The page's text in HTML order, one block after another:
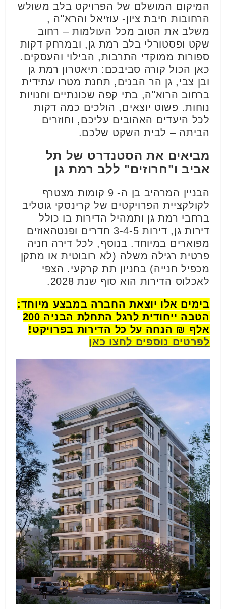
המיקום המושלם של הפרויקט בלב משולש
הרחובות חיבת ציון- עוזיאל והרא"ה ,
משלב את הטוב מכל העולמות – רחוב
שקט ופסטורלי בלב רמת גן, ובמרחק דקות
ספורות ממוקדי התרבות, הבילוי והעסקים.
כאן הכול קורה סביבכם: תיאטרון רמת גן
ובן צבי, גן הר הבנים, תחנת מטרו עתידית
ברחוב הרוא"ה, בתי קפה שכונתיים וחנויות
נוחות. פשוט יוצאים, הולכים כמה דקות
לכל היעדים האהובים עליכם, וחוזרים
הביתה – לבית השקט שלכם.
מביאים את הסטנדרט של תל
אביב ו"חרוזים" ללב רמת גן
הבניין המרהיב בן ה- 9 קומות מצטרף
לקולקציית הפרויקטים של קרינסקי גוטליב
ברחבי רמת גן ותמהיל הדירות בו כולל
דירות גן, דירות 3-4-5 חדרים ופנטהאוזים
מפוארים במיוחד. בנוסף, לכל דירה חניה
פרטית רגילה משלה (לא רובוטית או מתקן
מכפיל חנייה) בחניון תת קרקעי. הצפי
לאכלוס הדירות הוא סוף שנת 2028.
בימים אלו יוצאת החברה במבצע מיוחד:
הטבה ייחודית לרגל התחלת הבניה 200
אלף ₪ הנחה על כל הדירות בפרויקט!
לפרטים נוספים לחצו כאן